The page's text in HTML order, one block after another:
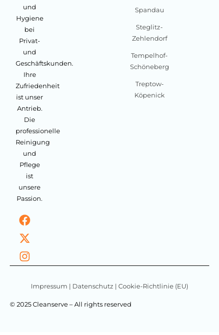
und
Hygiene
bei
Privat-
und
Geschäftskunden.
Ihre
Zufriedenheit
ist unser
Antrieb.
Die
professionelle
Reinigung
und
Pflege
ist
unsere
Passion.
Spandau
Steglitz-
Zehlendorf
Tempelhof-
Schöneberg
Treptow-
Köpenick
Impressum | Datenschutz | Cookie-Richtlinie (EU)
© 2025 Cleanserve – All rights reserved